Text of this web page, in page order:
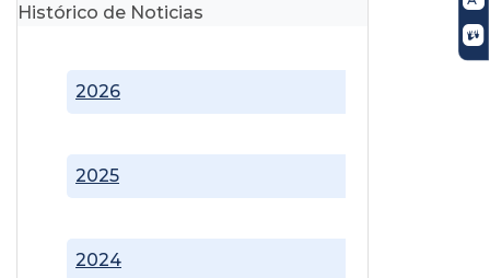
Histórico de Noticias
2024
2025
2026